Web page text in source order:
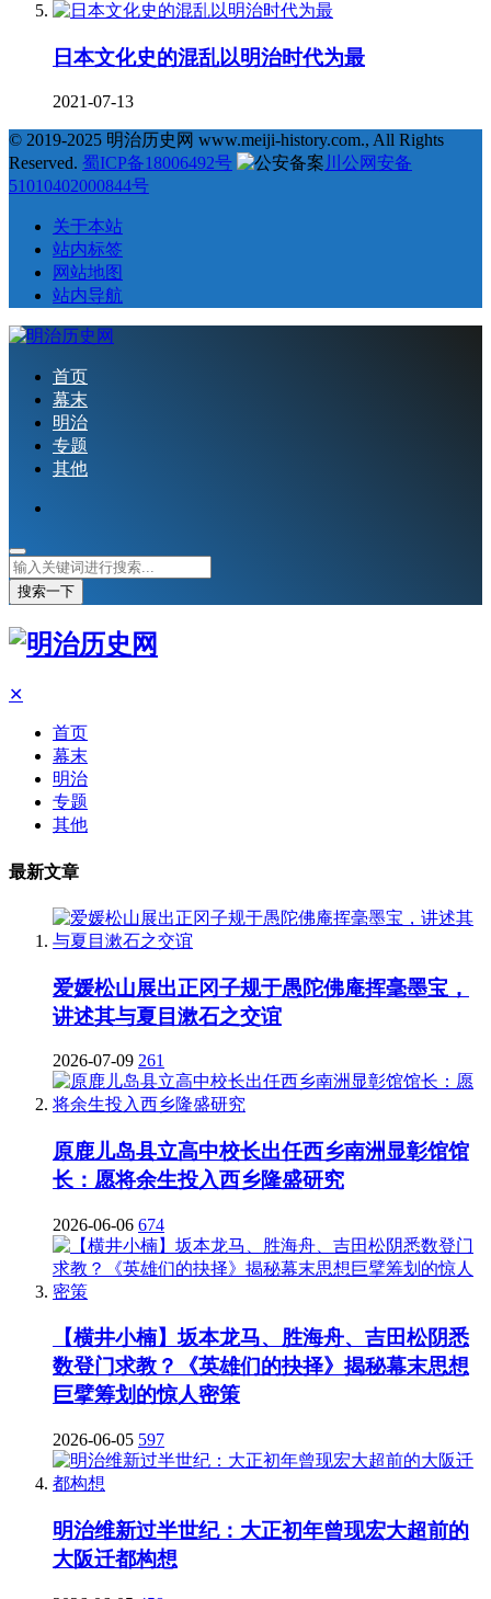
日本文化史的混乱以明治时代为最
2021-07-13
© 2019-2025 明治历史网 www.meiji-history.com., All Rights
Reserved. 蜀ICP备18006492号
川公网安备
51010402000844号
关于本站
站内标签
网站地图
站内导航
首页
幕末
明治
专题
其他
搜索一下
✕
首页
幕末
明治
专题
其他
最新文章
爱媛松山展出正冈子规于愚陀佛庵挥毫墨宝，
讲述其与夏目漱石之交谊
2026-07-09 261
原鹿儿岛县立高中校长出任西乡南洲显彰馆馆
长：愿将余生投入西乡隆盛研究
2026-06-06 674
【横井小楠】坂本龙马、胜海舟、吉田松阴悉
数登门求教？《英雄们的抉择》揭秘幕末思想
巨擘筹划的惊人密策
2026-06-05 597
明治维新过半世纪：大正初年曾现宏大超前的
大阪迁都构想